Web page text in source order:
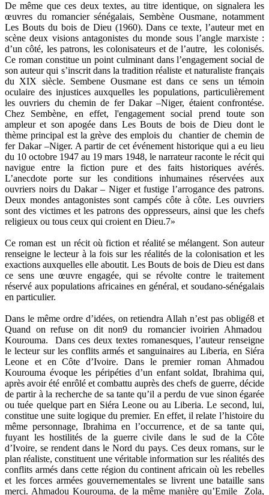
De même que ces deux textes, au titre identique, on signalera les
œuvres du romancier sénégalais, Sembène Ousmane, notamment
Les Bouts du bois de Dieu (1960). Dans ce texte, l’auteur met en
scène deux visions antagonistes du monde sous l’angle marxiste :
d’un côté, les patrons, les colonisateurs et de l’autre, les colonisés.
Ce roman constitue un point culminant dans l’engagement social de
son auteur qui s’inscrit dans la tradition réaliste et naturaliste français
du XIX siècle. Sembene Ousmane est dans ce sens un témoin
oculaire des injustices auxquelles les populations, particulièrement
les ouvriers du chemin de fer Dakar –Niger, étaient confrontése.
Chez Sembène, en effet, l'engagement social prend toute son
ampleur et son apogée dans Les Bouts de bois de Dieu dont le
thème principal est la grève des emplois du chantier de chemin de
fer Dakar –Niger. A partir de cet événement historique qui a eu lieu
du 10 octobre 1947 au 19 mars 1948, le narrateur raconte le récit qui
navigue entre la fiction pure et des faits historiques avérés.
L’anecdote porte sur les conditions inhumaines réservées aux
ouvriers noirs du Dakar – Niger et fustige l’arrogance des patrons.
Deux mondes antagonistes sont campés côte à côte. Les ouvriers
sont des victimes et les patrons des oppresseurs, ainsi que les chefs
religieux ou tous ceux qui croient en Dieu.7»
Ce roman est un récit où fiction et réalité se mélangent. Son auteur
renseigne le lecteur à la fois sur les réalités de la colonisation et les
exactions auxquelles elle aboutit. Les Bouts de bois de Dieu est dans
ce sens une œuvre engagée, qui se révolte contre le traitement
réservé aux populations africaines en général, et soudano-sénégalais
en particulier.
Dans le même ordre d’idées, on retiendra Allah n’est pas obligé8 et
Quand on refuse on dit non9 du romancier ivoirien Ahmadou
Kourouma. Dans ces deux textes romanesques, l’auteur renseigne
le lecteur sur les conflits armés et sanguinaires au Liberia, en Siéra
Leone et en Côte d’Ivoire. Dans le premier roman Ahmadou
Kourouma évoque les péripéties d’un enfant soldat, Ibrahima qui,
après avoir été enrôlé et combattu auprès des chefs de guerre, décide
de partir à la recherche de sa tante qu’il a perdu de vue sinon égarée
ou tuée quelque part en Siéra Leone ou au Liberia. Le second, lui,
constitue une suite logique du premier. En effet, il relate l’histoire du
même personnage, Ibrahima en l’occurrence, et de sa tante qui,
fuyant les hostilités de la guerre civile dans le sud de la Côte
d’Ivoire, se rendent dans le Nord du pays. Ces deux romans, sur le
plan réaliste, constituent une véritable information sur les réalités des
conflits armés dans cette région du continent africain où les rebelles
et les forces armées gouvernementales se livrent une bataille sans
merci. Ahmadou Kourouma, de la même manière qu’Emile Zola,